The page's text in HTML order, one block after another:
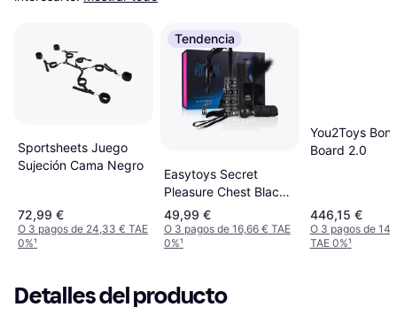
Sportsheets Juego
Sujeción Cama Negro
72,99 €
O 3 pagos de 24,33 € TAE
0%¹
Tendencia
Easytoys Secret
Pleasure Chest Black
Fantasy
49,99 €
O 3 pagos de 16,66 € TAE
0%¹
You2Toys
Board 2.0
446,15 €
O 3 pagos de
TAE 0%¹
Detalles del producto